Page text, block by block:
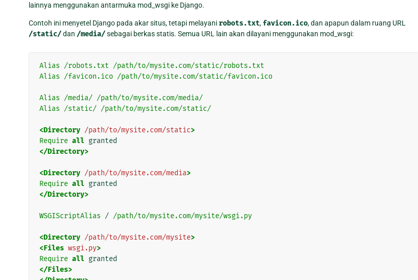
lainnya menggunakan antarmuka mod_wsgi ke Django.
Contoh ini menyetel Django pada akar situs, tetapi melayani robots.txt, favicon.ico, dan apapun dalam ruang URL
/static/dan /media/sebagai berkas statis. Semua URL lain akan dilayani menggunakan mod_wsgi:
Alias /robots.txt /path/to/mysite.com/static/robots.txt
Alias /favicon.ico /path/to/mysite.com/static/favicon.ico
Alias /media/ /path/to/mysite.com/media/
Alias /static/ /path/to/mysite.com/static/
<Directory /path/to/mysite.com/static>
Require all
</Directory>
<Directory /path/to/mysite.com/media>
Require all
</Directory>
WSGIScriptAlias / /path/to/mysite.com/mysite/wsgi.py
<Directory /path/to/mysite.com/mysite>
<Files wsgi.py>
Require all
</Files>